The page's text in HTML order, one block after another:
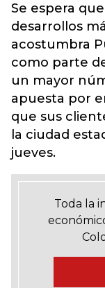
Se espera
desarrollos
acostumbra
como parte
un mayor
apuesta por
que sus
la ciudad
jueves.
Toda la